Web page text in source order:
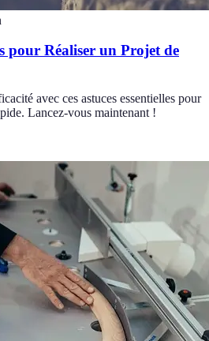
pour Réaliser un Projet de
avec ces astuces essentielles pour
Lancez-vous maintenant !